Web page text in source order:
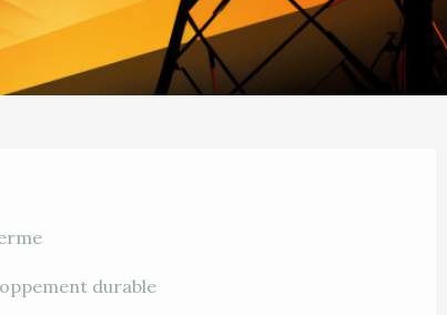
durable